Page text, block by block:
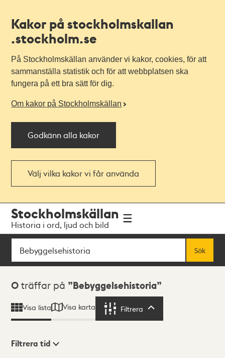
Kakor på stockholmskallan
.stockholm.se
På Stockholmskällan använder vi kakor, cookies, för att
sammanställa statistik och för att webbplatsen ska
fungera på ett bra sätt för dig.
Om kakor på Stockholmskällan
Godkänn alla kakor
Välj vilka kakor vi får använda
navigationen
huvudinnehållet
Stockholmskällan
Historia i ord, ljud och bild
Sök
Sök
Sökresultat
0 träffar på Bebyggelsehistoria
Visa lista Visa karta Filtrera
Filtrera tid